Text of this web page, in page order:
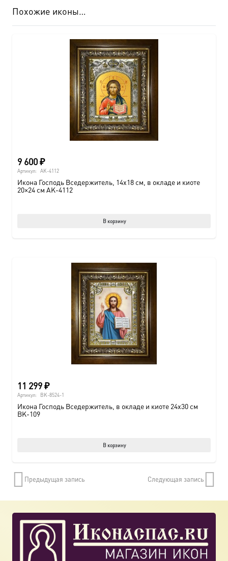
Похожие иконы…
9 600₽
Артикул: AK-4112
Икона Господь Вседержитель, 14х18 см, в окладе и киоте
20×24 см AK-4112
В корзину
11 299₽
Артикул: BK-8524-1
Икона Господь Вседержитель, в окладе и киоте 24х30 см
BK-109
В корзину
Предыдущая запись Следующая запись